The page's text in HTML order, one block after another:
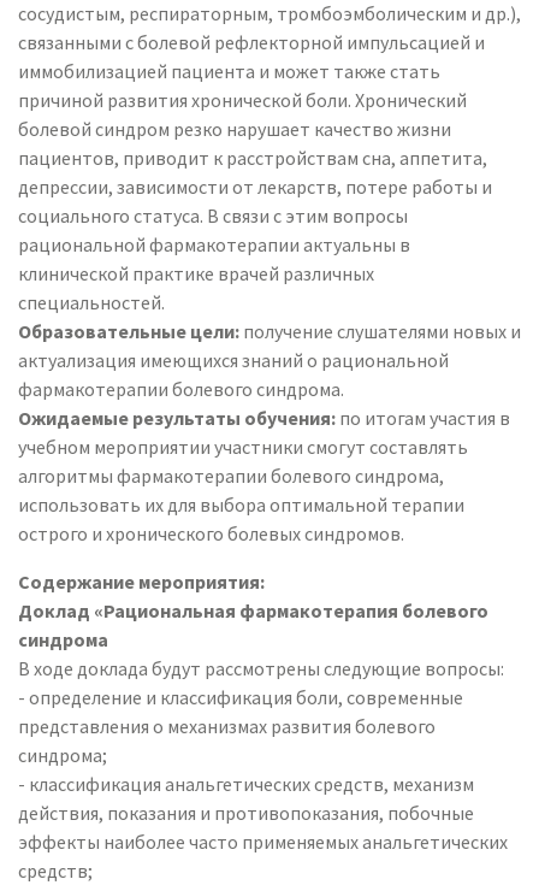
сосудистым, респираторным, тромбоэмболическим и др.),
связанными с болевой рефлекторной импульсацией и
иммобилизацией пациента и может также стать
причиной развития хронической боли. Хронический
болевой синдром резко нарушает качество жизни
пациентов, приводит к расстройствам сна, аппетита,
депрессии, зависимости от лекарств, потере работы и
социального статуса. В связи с этим вопросы
рациональной фармакотерапии актуальны в
клинической практике врачей различных
специальностей.
Образовательные цели: получение слушателями новых и
актуализация имеющихся знаний о рациональной
фармакотерапии болевого синдрома.
Ожидаемые результаты обучения: по итогам участия в
учебном мероприятии участники смогут составлять
алгоритмы фармакотерапии болевого синдрома,
использовать их для выбора оптимальной терапии
острого и хронического болевых синдромов.
Содержание мероприятия:
Доклад «Рациональная фармакотерапия болевого
синдрома
В ходе доклада будут рассмотрены следующие вопросы:
- определение и классификация боли, современные
представления о механизмах развития болевого
синдрома;
- классификация анальгетических средств, механизм
действия, показания и противопоказания, побочные
эффекты наиболее часто применяемых анальгетических
средств;